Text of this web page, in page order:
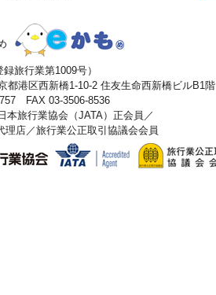
録旅行業第1009号）
都港区西新橋1-10-2 住友生命西新橋ビルB1階
FAX 03-3506-8536
本旅行業協会（JATA）正会員／
理店／旅行業公正取引協議会会員